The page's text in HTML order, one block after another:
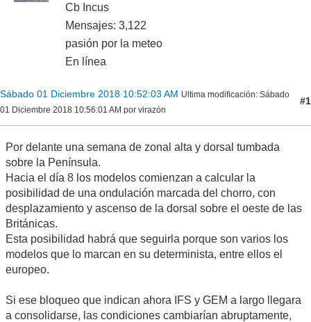
Cb Incus
Mensajes: 3,122
pasión por la meteo
En línea
Sábado 01 Diciembre 2018 10:52:03 AM Ultima modificación: Sábado
01 Diciembre 2018 10:56:01 AM por virazón
#1
Por delante una semana de zonal alta y dorsal tumbada
sobre la Península.
Hacia el día 8 los modelos comienzan a calcular la
posibilidad de una ondulación marcada del chorro, con
desplazamiento y ascenso de la dorsal sobre el oeste de las
Británicas.
Esta posibilidad habrá que seguirla porque son varios los
modelos que lo marcan en su determinista, entre ellos el
europeo.
Si ese bloqueo que indican ahora IFS y GEM a largo llegara
a consolidarse, las condiciones cambiarían abruptamente,